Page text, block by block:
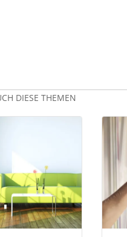
DIESE THEMEN